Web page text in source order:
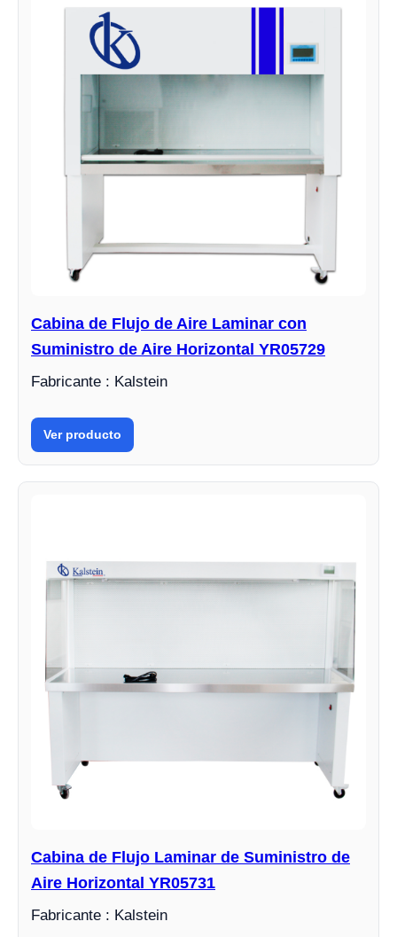
Cabina de Flujo de Aire Laminar con
Suministro de Aire Horizontal YR05729
Fabricante : Kalstein
Ver producto
Cabina de Flujo Laminar de Suministro de
Aire Horizontal YR05731
Fabricante : Kalstein